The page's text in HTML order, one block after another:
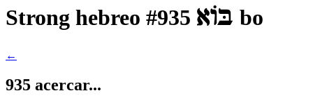
Strong hebreo #935 בּוֹא bo
←
935 acercar...